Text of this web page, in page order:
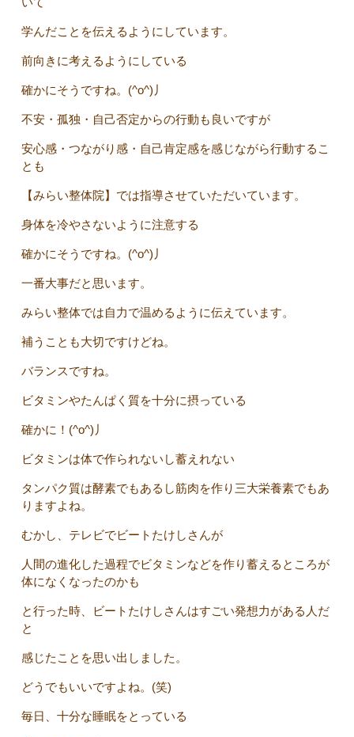
学んだことを伝えるようにしています。
前向きに考えるようにしている
確かにそうですね。(^o^)丿
不安・孤独・自己否定からの行動も良いですが
安心感・つながり感・自己肯定感を感じながら行動するこ
とも
【みらい整体院】では指導させていただいています。
身体を冷やさないように注意する
確かにそうですね。(^o^)丿
一番大事だと思います。
みらい整体では自力で温めるように伝えています。
補うことも大切ですけどね。
バランスですね。
ビタミンやたんぱく質を十分に摂っている
確かに！(^o^)丿
ビタミンは体で作られないし蓄えれない
タンパク質は酵素でもあるし筋肉を作り三大栄養素でもあ
りますよね。
むかし、テレビでビートたけしさんが
人間の進化した過程でビタミンなどを作り蓄えるところが
体になくなったのかも
と行った時、ビートたけしさんはすごい発想力がある人だ
と
感じたことを思い出しました。
どうでもいいですよね。(笑)
毎日、十分な睡眠をとっている